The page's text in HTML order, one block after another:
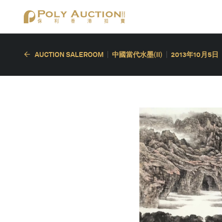
AUCTION SALEROOM 中國當代水墨(II) 2013年10月5日